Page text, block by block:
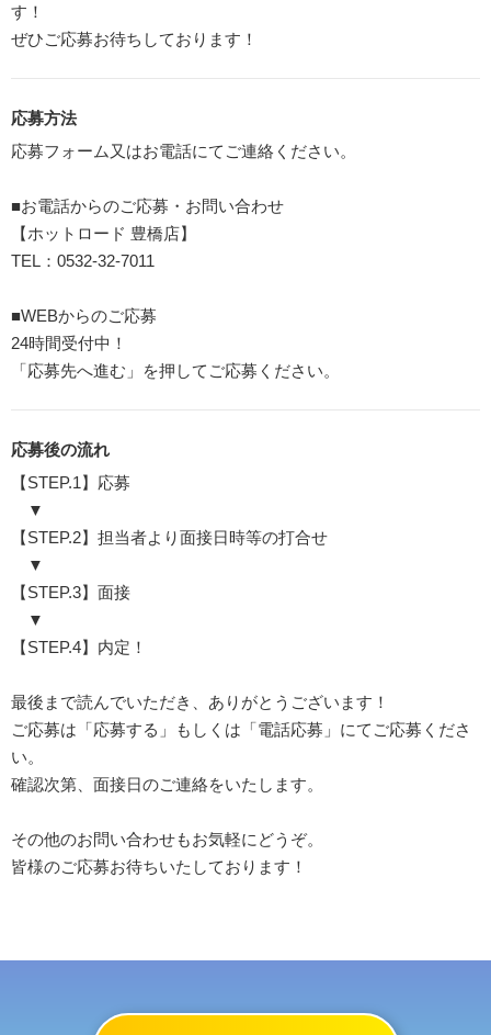
す！
ぜひご応募お待ちしております！
応募方法
応募フォーム又はお電話にてご連絡ください。
■お電話からのご応募・お問い合わせ
【ホットロード 豊橋店】
TEL：0532-32-7011
■WEBからのご応募
24時間受付中！
「応募先へ進む」を押してご応募ください。
応募後の流れ
【STEP.1】応募
▼
【STEP.2】担当者より面接日時等の打合せ
▼
【STEP.3】面接
▼
【STEP.4】内定！
最後まで読んでいただき、ありがとうございます！
ご応募は「応募する」もしくは「電話応募」にてご応募くださ
い。
確認次第、面接日のご連絡をいたします。
その他のお問い合わせもお気軽にどうぞ。
皆様のご応募お待ちいたしております！